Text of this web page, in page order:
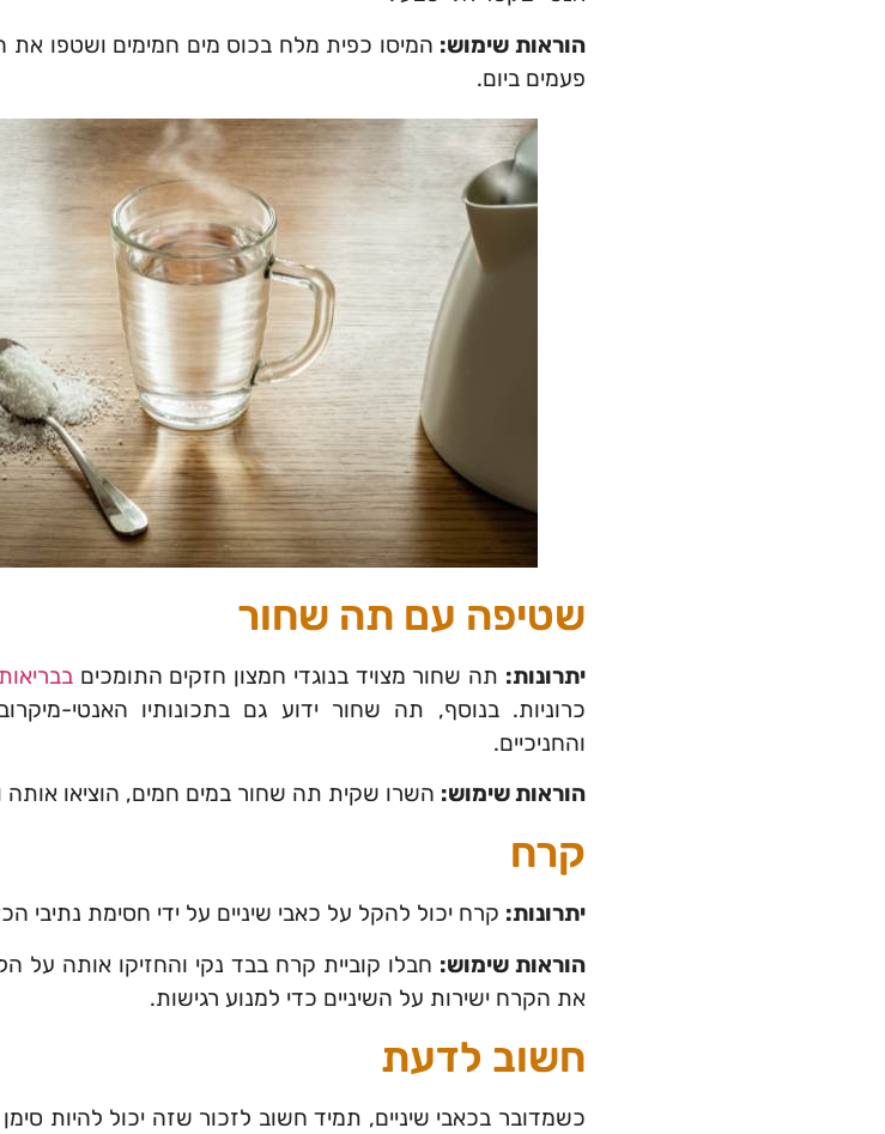
הוראות שימוש:
פעמים ביום.
שטיפה עם תה שחור
יתרונות: תה שחור מצויד בנוגדי חמצון חזקים התומכים
כרוניות. בנוסף, תה שחור ידוע גם בתכונותיו האנטי-
והחניכיים.
הוראות שימוש: השרו שקית תה שחור במים חמים, הוציאו
קרח
יתרונות: קרח יכול להקל על כאבי שיניים על ידי חסימת נתיבי
הוראות שימוש: חבלו קוביית קרח בבד נקי והחזיקו אותה על
את הקרח ישירות על השיניים כדי למנוע רגישות.
חשוב לדעת
כשמדובר בכאבי שיניים, תמיד חשוב לזכור שזה יכול להיות